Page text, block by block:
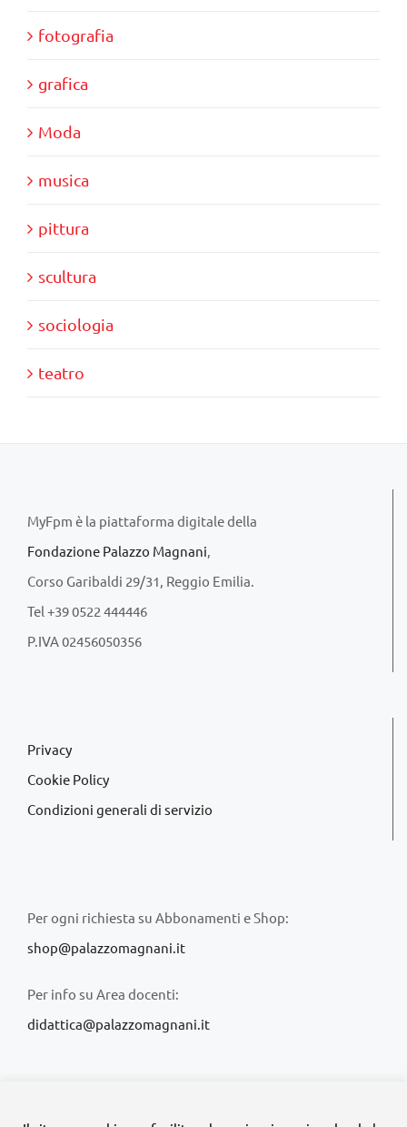
fotografia
grafica
Moda
musica
pittura
scultura
sociologia
teatro
MyFpm è la piattaforma digitale della
Fondazione Palazzo Magnani,
Corso Garibaldi 29/31, Reggio Emilia.
Tel +39 0522 444446
P.IVA 02456050356
Privacy
Cookie Policy
Condizioni generali di servizio
Per ogni richiesta su Abbonamenti e Shop:
shop@palazzomagnani.it
Per info su Area docenti:
didattica@palazzomagnani.it